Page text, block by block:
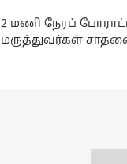
2 மணி நேரப்
மருத்துவர்கள்